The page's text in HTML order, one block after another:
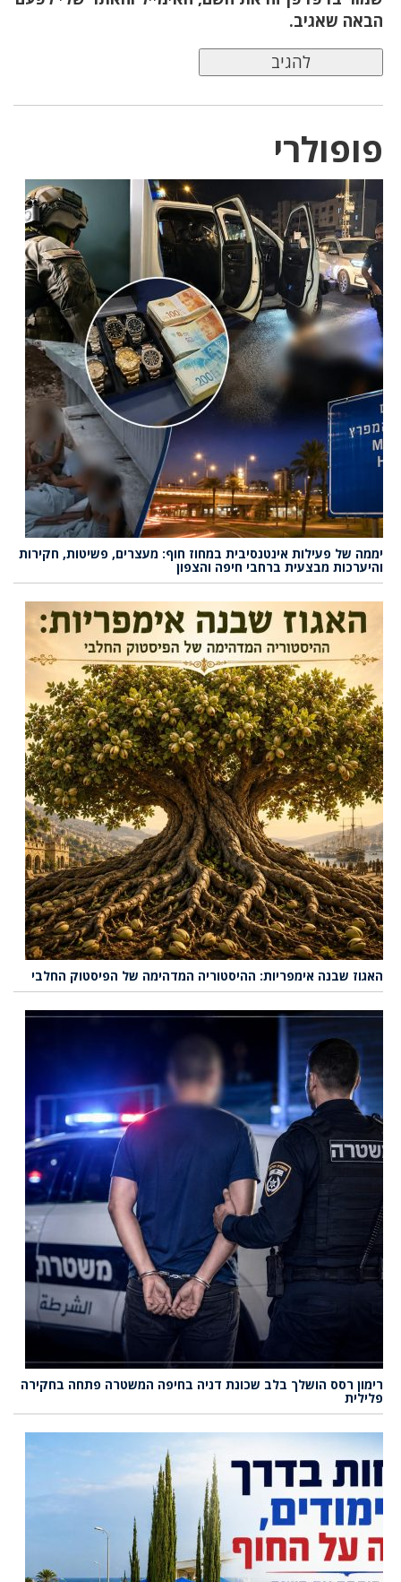
הבאה שאגיב.
פופולרי
יממה של פעילות אינטנסיבית במחוז חוף: מעצרים, פשיטות, חקירות
והיערכות מבצעית ברחבי חיפה והצפון
האגוז שבנה אימפריות: ההיסטוריה המדהימה של הפיסטוק החלבי
רימון רסס הושלך בלב שכונת דניה בחיפה המשטרה פתחה בחקירה
פלילית